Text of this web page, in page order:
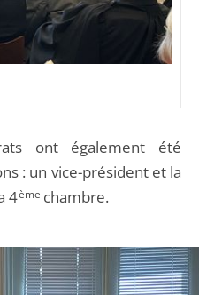
ont également été
: un vice-président et la
4ème chambre.